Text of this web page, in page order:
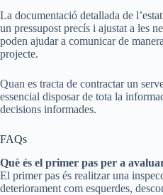
La documentació detallada de
un pressupost precís i ajustat a les
poden ajudar a comunicar de
projecte.
Quan es tracta de contractar un
essencial disposar de tota la
decisions informades.
FAQs
Què és el primer pas per a
El primer pas és realitzar una
deteriorament com esquerdes,